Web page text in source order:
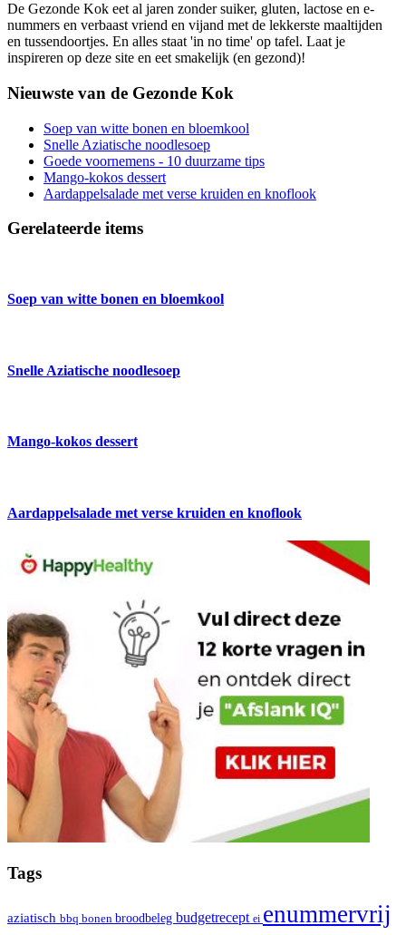
De Gezonde Kok eet al jaren zonder suiker, gluten, lactose en e-
nummers en verbaast vriend en vijand met de lekkerste maaltijden
en tussendoortjes. En alles staat 'in no time' op tafel. Laat je
inspireren op deze site en eet smakelijk (en gezond)!
Nieuwste van de Gezonde Kok
Soep van witte bonen en bloemkool
Snelle Aziatische noodlesoep
Goede voornemens - 10 duurzame tips
Mango-kokos dessert
Aardappelsalade met verse kruiden en knoflook
Gerelateerde items
Soep van witte bonen en bloemkool
Snelle Aziatische noodlesoep
Mango-kokos dessert
Aardappelsalade met verse kruiden en knoflook
Tags
aziatisch bbq bonen broodbeleg budgetrecept ei enummervrij